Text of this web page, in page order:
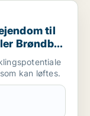
salg i København,
til
Brøndby
kan løftes.